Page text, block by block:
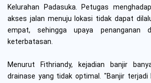
Kelurahan Padasuka. Petugas
akses jalan menuju lokasi tidak dapat
empat, sehingga upaya penanganan
keterbatasan.
Menurut Fithriandy, kejadian banjir
drainase yang tidak optimal. "Banjir